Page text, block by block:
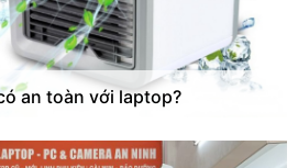
an toàn với laptop?